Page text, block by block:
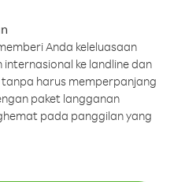
Anda keleluasaan
ke landline dan
harus memperpanjang
paket langganan
pada panggilan yang